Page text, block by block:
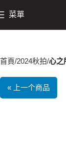
菜單
首頁 2024秋拍 心之
« 上一个商品